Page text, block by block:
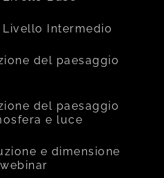
Livello Intermedio
del paesaggio
del paesaggio
e luce
e dimensione